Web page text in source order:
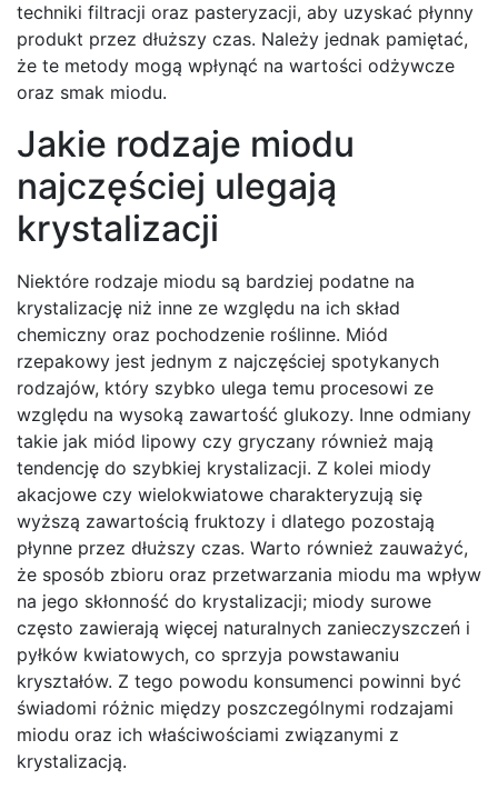
techniki filtracji oraz pasteryzacji, aby uzyskać płynny
produkt przez dłuższy czas. Należy jednak pamiętać,
że te metody mogą wpłynąć na wartości odżywcze
oraz smak miodu.
Jakie rodzaje miodu
najczęściej ulegają
krystalizacji
Niektóre rodzaje miodu są bardziej podatne na
krystalizację niż inne ze względu na ich skład
chemiczny oraz pochodzenie roślinne. Miód
rzepakowy jest jednym z najczęściej spotykanych
rodzajów, który szybko ulega temu procesowi ze
względu na wysoką zawartość glukozy. Inne odmiany
takie jak miód lipowy czy gryczany również mają
tendencję do szybkiej krystalizacji. Z kolei miody
akacjowe czy wielokwiatowe charakteryzują się
wyższą zawartością fruktozy i dlatego pozostają
płynne przez dłuższy czas. Warto również zauważyć,
że sposób zbioru oraz przetwarzania miodu ma wpływ
na jego skłonność do krystalizacji; miody surowe
często zawierają więcej naturalnych zanieczyszczeń i
pyłków kwiatowych, co sprzyja powstawaniu
kryształów. Z tego powodu konsumenci powinni być
świadomi różnic między poszczególnymi rodzajami
miodu oraz ich właściwościami związanymi z
krystalizacją.